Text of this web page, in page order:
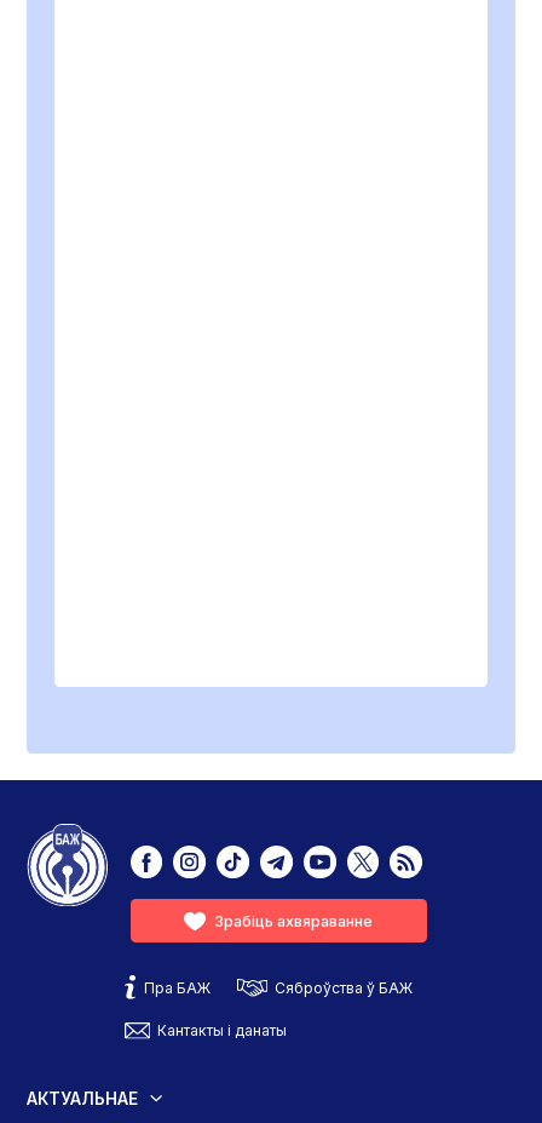
Зрабіць ахвяраванне
Пра БАЖ Сяброўства ў БАЖ
Кантакты і данаты
АКТУАЛЬНАЕ